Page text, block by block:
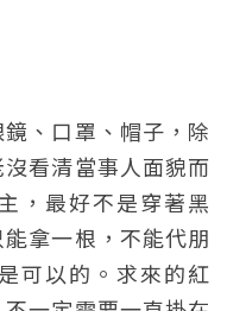
、口罩、帽子，除
看清當事人面貌而
，最好不是穿著黑
拿一根，不能代朋
可以的。求來的紅